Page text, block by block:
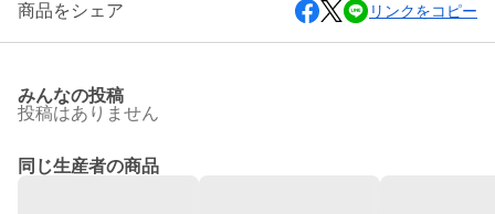
商品をシェア リンクをコピー
みんなの投稿
投稿はありません
同じ生産者の商品